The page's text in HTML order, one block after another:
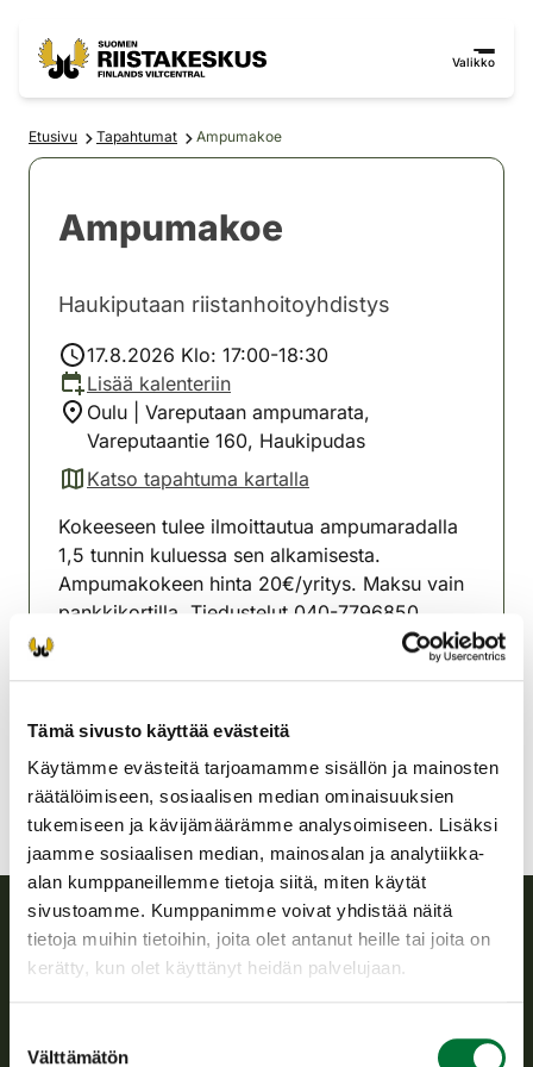
Tämä sivusto käyttää evästeitä
Käytämme evästeitä tarjoamamme sisällön ja mainosten
räätälöimiseen, sosiaalisen median ominaisuuksien
tukemiseen ja kävijämäärämme analysoimiseen. Lisäksi
jaamme sosiaalisen median, mainosalan ja analytiikka-
alan kumppaneillemme tietoja siitä, miten käytät
sivustoamme. Kumppanimme voivat yhdistää näitä
tietoja muihin tietoihin, joita olet antanut heille tai joita on
kerätty, kun olet käyttänyt heidän palvelujaan.
valinta
Välttämätön
Valikko
Etusivu Tapahtumat Ampumakoe
Ampumakoe
Haukiputaan riistanhoitoyhdistys
17.8.2026 Klo: 17:00-18:30
Lisää kalenteriin
Oulu | Vareputaan ampumarata,
Vareputaantie 160, Haukipudas
Katso tapahtuma kartalla
(avautuu uuteen välilehteen)
Kokeeseen tulee ilmoittautua ampumaradalla
1,5 tunnin kuluessa sen alkamisesta.
Ampumakokeen hinta 20€/yritys. Maksu vain
pankkikortilla. Tiedustelut 040-7796850.
haukipudas@rhy.riista.fi
Suomen riistakeskus
riistanhoitoyhdistysten toimintaa ja huolehtii riistapolitiikan